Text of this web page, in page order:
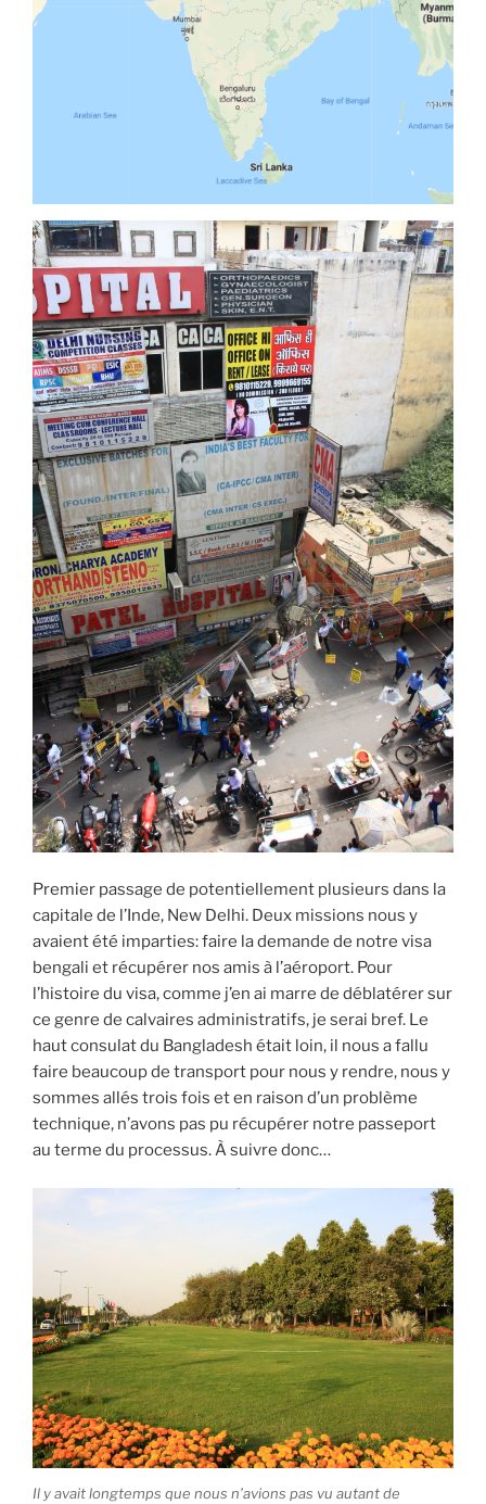
Premier passage de potentiellement plusieurs dans la
capitale de l’Inde, New Delhi. Deux missions nous y
avaient été imparties: faire la demande de notre visa
bengali et récupérer nos amis à l’aéroport. Pour
l’histoire du visa, comme j’en ai marre de déblatérer sur
ce genre de calvaires administratifs, je serai bref. Le
haut consulat du Bangladesh était loin, il nous a fallu
faire beaucoup de transport pour nous y rendre, nous y
sommes allés trois fois et en raison d’un problème
technique, n’avons pas pu récupérer notre passeport
au terme du processus. À suivre donc…
Il y avait longtemps que nous n’avions pas vu autant de